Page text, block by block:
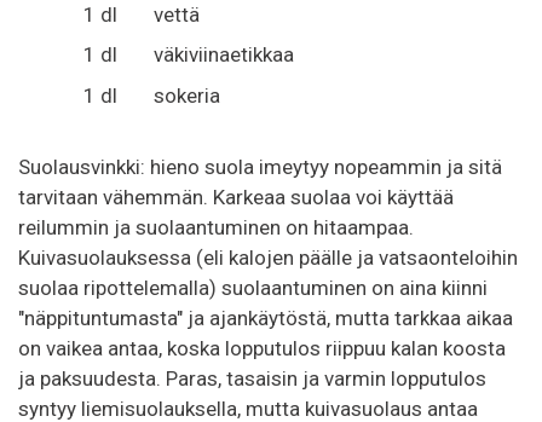
1 dl
vettä
1 dl
väkiviinaetikkaa
1 dl
sokeria
Suolausvinkki: hieno suola imeytyy nopeammin ja sitä
tarvitaan vähemmän. Karkeaa suolaa voi käyttää
reilummin ja suolaantuminen on hitaampaa.
Kuivasuolauksessa (eli kalojen päälle ja vatsaonteloihin
suolaa ripottelemalla) suolaantuminen on aina kiinni
"näppituntumasta" ja ajankäytöstä, mutta tarkkaa aikaa
on vaikea antaa, koska lopputulos riippuu kalan koosta
ja paksuudesta. Paras, tasaisin ja varmin lopputulos
syntyy liemisuolauksella, mutta kuivasuolaus antaa